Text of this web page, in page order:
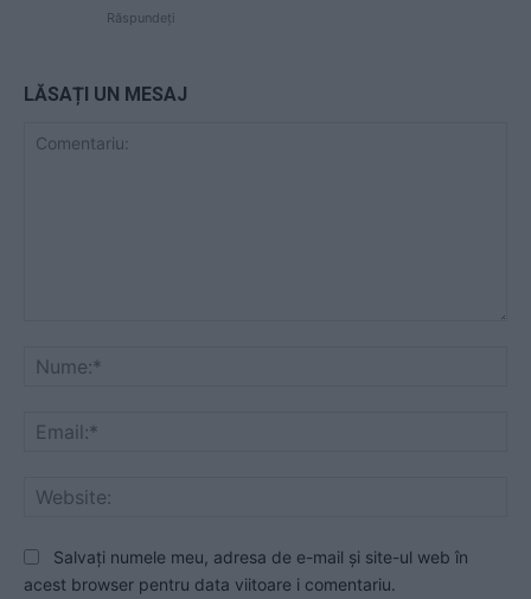
Răspundeți
LĂSAȚI UN MESAJ
Salvați numele meu, adresa de e-mail și site-ul web în
acest browser pentru data viitoare i comentariu.